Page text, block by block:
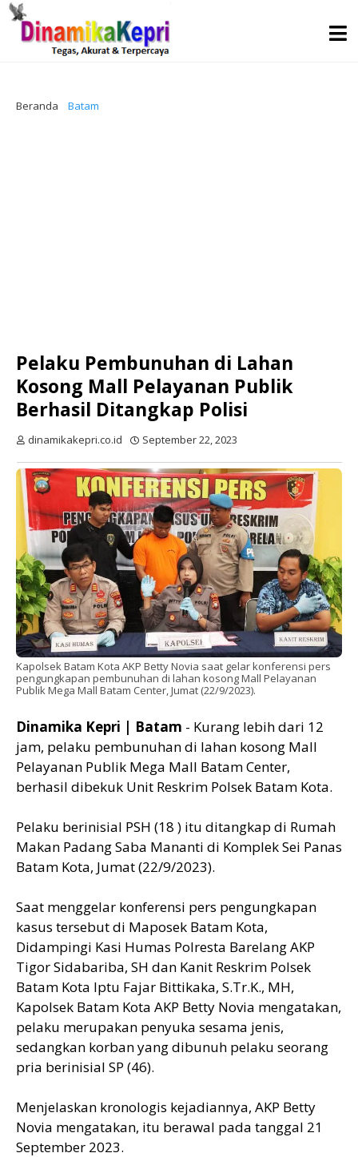
Beranda Batam
Pelaku Pembunuhan di Lahan
Kosong Mall Pelayanan Publik
Berhasil Ditangkap Polisi
dinamikakepri.co.id September 22, 2023
Kapolsek Batam Kota AKP Betty Novia saat gelar konferensi pers
pengungkapan pembunuhan di lahan kosong Mall Pelayanan
Publik Mega Mall Batam Center, Jumat (22/9/2023).
Dinamika Kepri | Batam - Kurang lebih dari 12
jam, pelaku pembunuhan di lahan kosong Mall
Pelayanan Publik Mega Mall Batam Center,
berhasil dibekuk Unit Reskrim Polsek Batam Kota.
Pelaku berinisial PSH (18 ) itu ditangkap di Rumah
Makan Padang Saba Mananti di Komplek Sei Panas
Batam Kota, Jumat (22/9/2023).
Saat menggelar konferensi pers pengungkapan
kasus tersebut di Maposek Batam Kota,
Didampingi Kasi Humas Polresta Barelang AKP
Tigor Sidabariba, SH dan Kanit Reskrim Polsek
Batam Kota Iptu Fajar Bittikaka, S.Tr.K., MH,
Kapolsek Batam Kota AKP Betty Novia mengatakan,
pelaku merupakan penyuka sesama jenis,
sedangkan korban yang dibunuh pelaku seorang
pria berinisial SP (46).
Menjelaskan kronologis kejadiannya, AKP Betty
Novia mengatakan, itu berawal pada tanggal 21
September 2023.